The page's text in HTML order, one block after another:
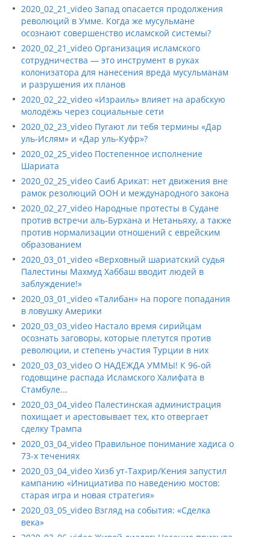
2020_02_21_video Запад опасается продолжения
революций в Умме. Когда же мусульмане
осознают совершенство исламской системы?
2020_02_21_video Организация исламского
сотрудничества — это инструмент в руках
колонизатора для нанесения вреда мусульманам
и разрушения их планов
2020_02_22_video «Израиль» влияет на арабскую
молодёжь через социальные сети
2020_02_23_video Пугают ли тебя термины «Дар
уль-Ислям» и «Дар уль-Куфр»?
2020_02_25_video Постепенное исполнение
Шариата
2020_02_25_video Саиб Арикат: нет движения вне
рамок резолюций ООН и международного закона
2020_02_27_video Народные протесты в Судане
против встречи аль-Бурхана и Нетаньяху, а также
против нормализации отношений с еврейским
образованием
2020_03_01_video «Верховный шариатский судья
Палестины Махмуд Хаббаш вводит людей в
заблуждение!»
2020_03_01_video «Талибан» на пороге попадания
в ловушку Америки
2020_03_03_video Настало время сирийцам
осознать заговоры, которые плетутся против
революции, и степень участия Турции в них
2020_03_03_video О НАДЕЖДА УММЫ! К 96-ой
годовщине распада Исламского Халифата в
Стамбуле...
2020_03_04_video Палестинская администрация
похищает и арестовывает тех, кто отвергает
сделку Трампа
2020_03_04_video Правильное понимание хадиса о
73-х течениях
2020_03_04_video Хизб ут-Тахрир/Кения запустил
кампанию «Инициатива по наведению мостов:
старая игра и новая стратегия»
2020_03_05_video Взгляд на события: «Сделка
века»